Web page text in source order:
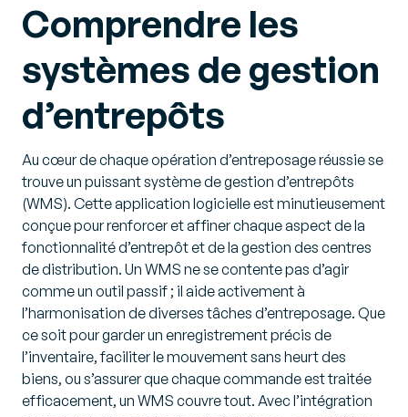
Comprendre les
systèmes de gestion
d’entrepôts
Au cœur de chaque opération d’entreposage réussie se
trouve un puissant système de gestion d’entrepôts
(WMS). Cette application logicielle est minutieusement
conçue pour renforcer et affiner chaque aspect de la
fonctionnalité d’entrepôt et de la gestion des centres
de distribution. Un WMS ne se contente pas d’agir
comme un outil passif ; il aide activement à
l’harmonisation de diverses tâches d’entreposage. Que
ce soit pour garder un enregistrement précis de
l’inventaire, faciliter le mouvement sans heurt des
biens, ou s’assurer que chaque commande est traitée
efficacement, un WMS couvre tout. Avec l’intégration